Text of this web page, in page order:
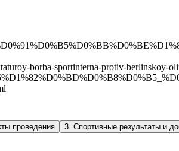
borba-sportinterna-protiv-berlinskoy-
проведения 3 Спортивные результаты и